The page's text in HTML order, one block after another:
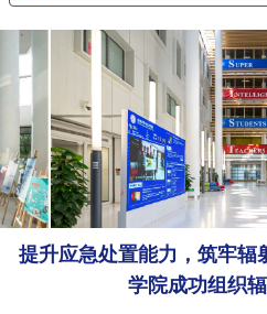
提升应急处置能力，筑牢
学院成功组织